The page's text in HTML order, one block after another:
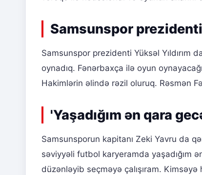
Samsunspor
Samsunspor prezidenti Yüksəl
oynadıq. Fənərbaxça ilə oyun
Hakimlərin əlində rəzil oluruq. Rəsmən
'Yaşadığım ən qara
Samsunsporun kapitanı Zeki Yavru da
səviyyəli futbol karyeramda yaşadığım
düzənləyib seçməyə çalışıram.